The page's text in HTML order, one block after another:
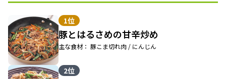
1位
豚とはるさめの甘辛炒め
主な食材： 豚こま切れ肉 / にんじん
2位